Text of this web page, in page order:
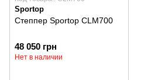
Sportop
Степпер Sportop CLM700
48 050 грн
Нет в наличии